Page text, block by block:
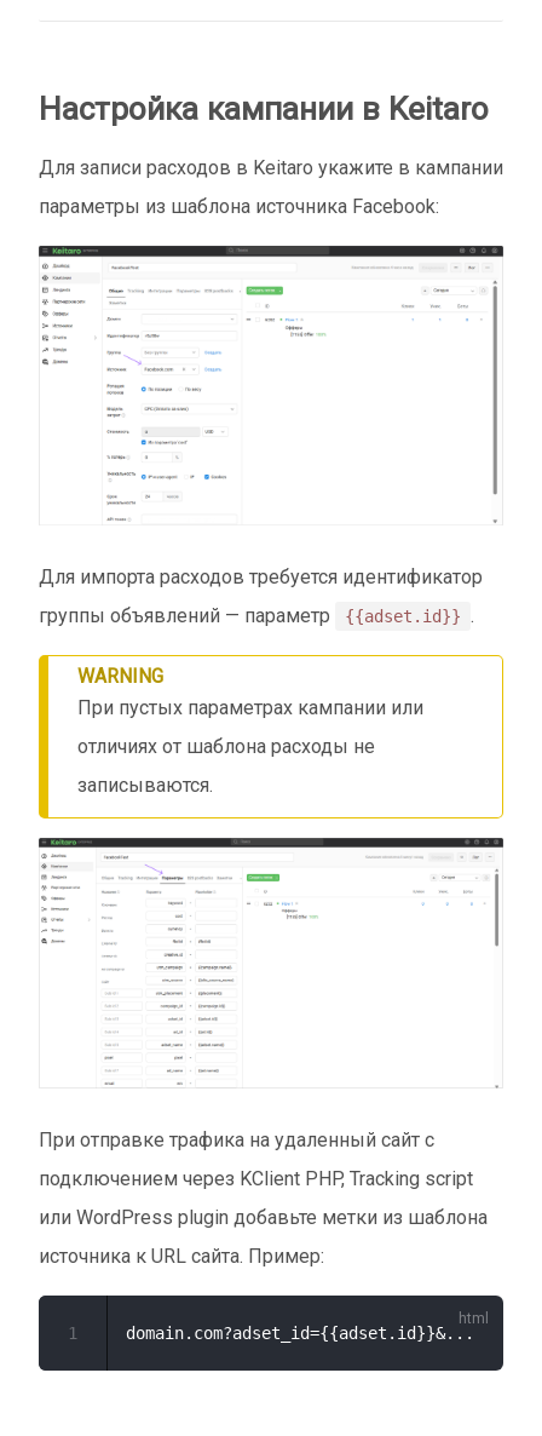
Настройка кампании в Keitaro
Для записи расходов в Keitaro укажите в кампании
параметры из шаблона источника Facebook:
Для импорта расходов требуется идентификатор
группы объявлений — параметр
{{adset.id}} .
WARNING
При пустых параметрах кампании или
отличиях от шаблона расходы не
записываются.
При отправке трафика на удаленный сайт с
подключением через KClient PHP, Tracking script
или WordPress plugin добавьте метки из шаблона
источника к URL сайта. Пример:
1